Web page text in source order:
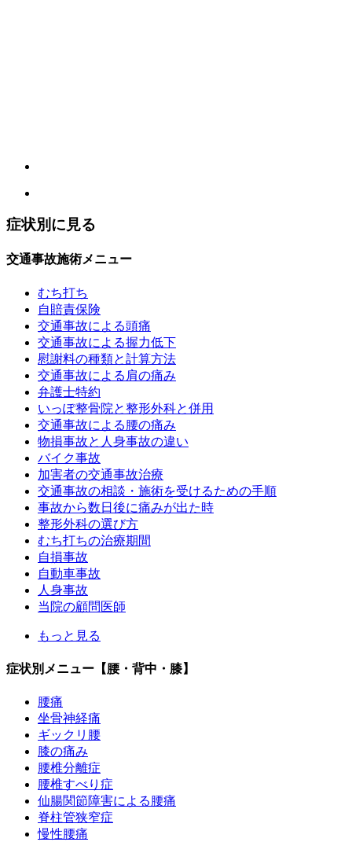
症状別に見る
交通事故施術メニュー
むち打ち
自賠責保険
交通事故による頭痛
交通事故による握力低下
慰謝料の種類と計算方法
交通事故による肩の痛み
弁護士特約
いっぽ整骨院と整形外科と併用
交通事故による腰の痛み
物損事故と人身事故の違い
バイク事故
加害者の交通事故治療
交通事故の相談・施術を受けるための手順
事故から数日後に痛みが出た時
整形外科の選び方
むち打ちの治療期間
自損事故
自動車事故
人身事故
当院の顧問医師
もっと見る
症状別メニュー【腰・背中・膝】
腰痛
坐骨神経痛
ギックリ腰
膝の痛み
腰椎分離症
腰椎すべり症
仙腸関節障害による腰痛
脊柱管狭窄症
慢性腰痛